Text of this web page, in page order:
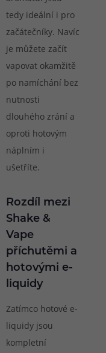
tedy ideální i pro
začátečníky. Navíc
je můžete začít
vapovat okamžitě
po namíchání bez
nutnosti
dlouhého zrání a
oproti hotovým
náplním i
ušetříte.
Rozdíl mezi
Shake &
Vape
příchutěmi a
hotovými e-
liquidy
Zatímco hotové e-
liquidy jsou
kompletní